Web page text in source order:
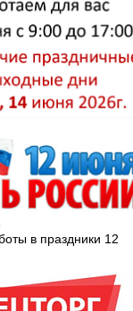
в праздники 12